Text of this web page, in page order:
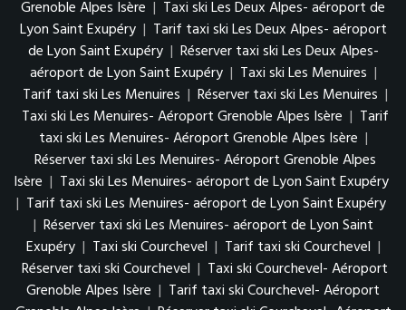
Grenoble Alpes Isère | Taxi ski Les Deux Alpes- aéroport de
Lyon Saint Exupéry | Tarif taxi ski Les Deux Alpes- aéroport
de Lyon Saint Exupéry | Réserver taxi ski Les Deux Alpes-
aéroport de Lyon Saint Exupéry | Taxi ski Les Menuires |
Tarif taxi ski Les Menuires | Réserver taxi ski Les Menuires |
Taxi ski Les Menuires- Aéroport Grenoble Alpes Isère | Tarif
taxi ski Les Menuires- Aéroport Grenoble Alpes Isère |
Réserver taxi ski Les Menuires- Aéroport Grenoble Alpes
Isère | Taxi ski Les Menuires- aéroport de Lyon Saint Exupéry
| Tarif taxi ski Les Menuires- aéroport de Lyon Saint Exupéry
| Réserver taxi ski Les Menuires- aéroport de Lyon Saint
Exupéry | Taxi ski Courchevel | Tarif taxi ski Courchevel |
Réserver taxi ski Courchevel | Taxi ski Courchevel- Aéroport
Grenoble Alpes Isère | Tarif taxi ski Courchevel- Aéroport